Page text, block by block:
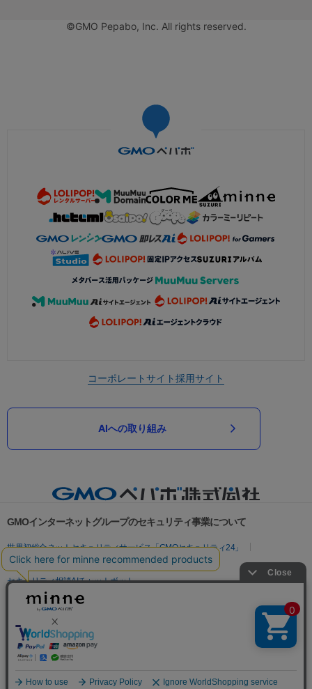
©GMO Pepabo, Inc. All rights reserved.
コーポレートサイト採用サイト
AIへの取り組み
GMOインターネットグループのセキュリティ事業について
世界初総合ネットセキュリティサービス「GMOセキュリティ24」
パスワード漏洩診断
Webサイトリスク診断
セキュリティ相談AIチャットボット
実在証明・盗聴対策
サイバー攻撃対策（GMO Flatt Security）
セキュリティ事業の軌跡